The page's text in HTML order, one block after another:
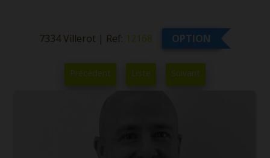
7334 Villerot | Ref: 12168 OPTION
Précédent Liste Suivant